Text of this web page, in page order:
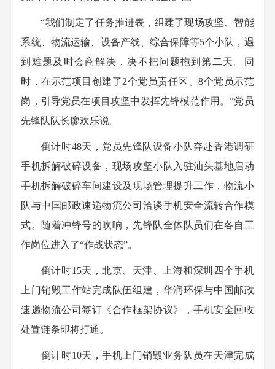
“我们制定了任务推进表，组建了现场攻坚、智能
系统、物流运输、设备产线、综合保障等5个小队，遇
到难题及时会商解决，决不把问题拖到第二天。同
时，在示范项目创建了2个党员责任区、8个党员示范
岗，引导党员在项目攻坚中发挥先锋模范作用。”党员
先锋队队长廖欢乐说。
倒计时48天，党员先锋队设备小队奔赴香港调研
手机拆解破碎设备，现场攻坚小队入驻汕头基地启动
手机拆解破碎车间建设及现场管理提升工作，物流小
队与中国邮政速递物流公司洽谈手机安全流转合作模
式。随着冲锋号的吹响，先锋队全体队员们在各自工
作岗位进入了“作战状态”。
倒计时15天，北京、天津、上海和深圳四个手机
上门销毁工作站完成队伍组建，华润环保与中国邮政
速递物流公司签订《合作框架协议》，手机安全回收
处置链条即将打通。
倒计时10天，手机上门销毁业务队员在天津完成